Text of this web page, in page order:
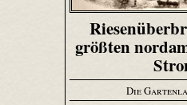
größten
Die